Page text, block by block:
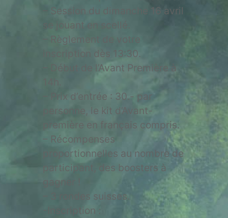
– Session du dimanche 16 avril
se jouant en scellé.
– Règlement de votre
inscription dès 13:30.
– Début de l’Avant Première à
– Prix d’entrée : 30.- par
personne, le kit d’Avant-
première en français compris.
– Récompenses
proportionnelles au nombre de
participant, des boosters à
gagner !
– 3 rondes suisses.
-Inscription :